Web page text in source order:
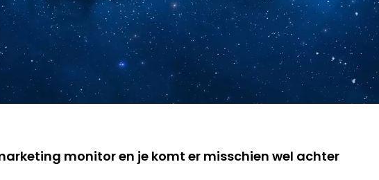
monitor en je komt er misschien wel achter